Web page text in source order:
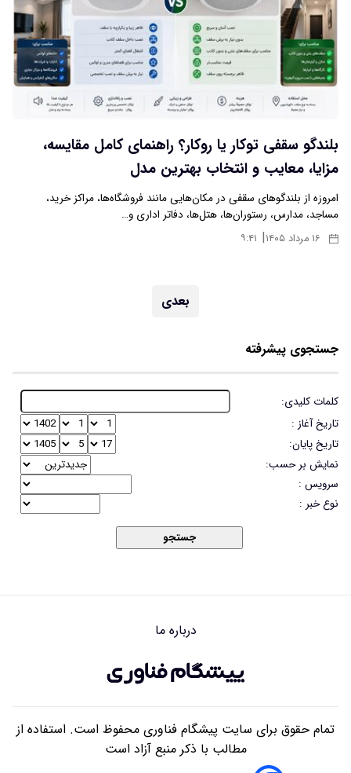
بلندگو سقفی توکار یا روکار؟ راهنمای کامل مقایسه،
مزایا، معایب و انتخاب بهترین مدل
امروزه از بلندگوهای سقفی در مکان‌هایی مانند فروشگاه‌ها، مراکز خرید،
مساجد، مدارس، رستوران‌ها، هتل‌ها، دفاتر اداری و…
۱۶ مرداد ۱۴۰۵ | ۹:۴۱
بعدی
جستجوی پیشرفته
کلمات کلیدی:
تاریخ آغاز :
تاریخ پایان:
نمایش بر حسب:
سرویس :
نوع خبر :
جستجو
درباره ما
تمام حقوق برای سایت پیشگام فناوری محفوظ است. استفاده از
مطالب با ذکر منبع آزاد است